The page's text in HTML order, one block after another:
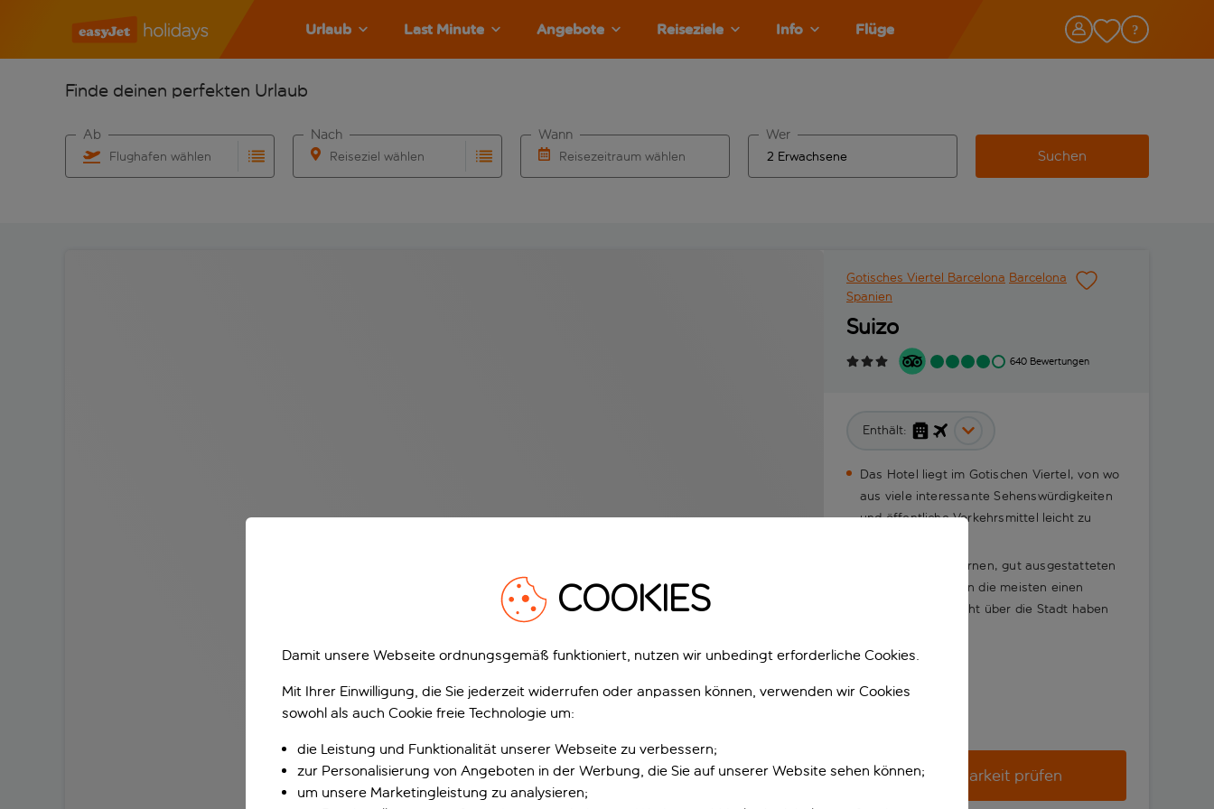
Urlaub Last Minute Angebote Reiseziele Info Flüge
Finde deinen perfekten Urlaub
Flughafen wählen
Ab
Reiseziel wählen
Nach
Reisezeitraum wählen
Wann Wer
Suchen
Gotisches Viertel Barcelona Barcelona
Spanien
Suizo
640 Bewertungen
Enthält:
Das Hotel liegt im Gotischen Viertel, von wo
aus viele interessante Sehenswürdigkeiten
und öffentliche Verkehrsmittel leicht zu
Genieße die modernen, gut ausgestatteten
Zimmer, von denen die meisten einen
Balkon und Aussicht über die Stadt haben
Verfügbarkeit prüfen
COOKIES
Damit unsere Webseite ordnungsgemäß funktioniert, nutzen wir unbedingt erforderliche Cookies.
Mit Ihrer Einwilligung, die Sie jederzeit widerrufen oder anpassen können, verwenden wir Cookies
sowohl als auch Cookie freie Technologie um:
die Leistung und Funktionalität unserer Webseite zu verbessern;
zur Personalisierung von Angeboten in der Werbung, die Sie auf unserer Website sehen können;
um unsere Marketingleistung zu analysieren;